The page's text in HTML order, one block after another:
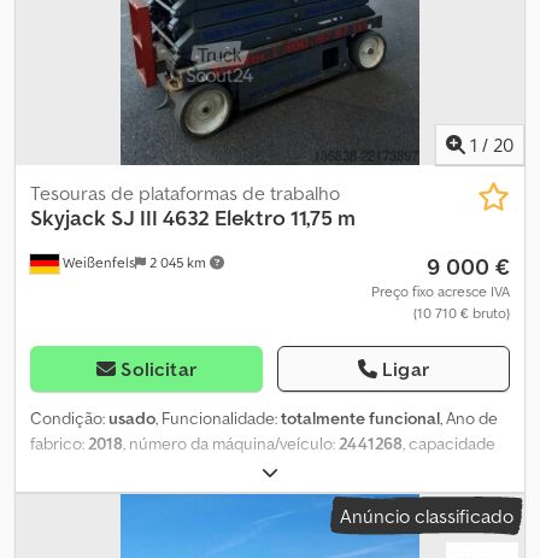
1 / 20
Weißenfels 2 045 km
Tesouras de plataformas de trabalho
Skyjack SJ III 4632 Elektro 11,75 m
9 000 €
Preço fixo acresce IVA
(10 710 € bruto)
Solicitar Ligar
Condição:usado, Funcionalidade:totalmente funcional, Ano de
fabrico:2018, número da máquina/veículo:2441268, capacidade
, tipo de mastro:telescópico
9 750 mm, comprimento da plataforma:2 130 mm, largura da
, peso total: 2 302 kg , comprimento de
1 170 mm
Anúncio classificado